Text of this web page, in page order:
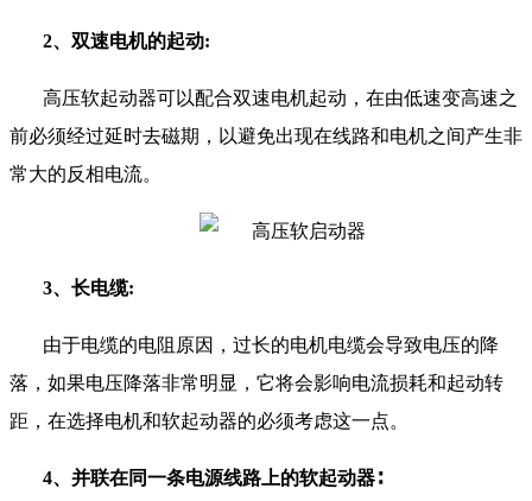
2、双速电机的起动:
高压软起动器可以配合双速电机起动，在由低速变高速之
前必须经过延时去磁期，以避免出现在线路和电机之间产生非
常大的反相电流。
3、长电缆:
由于电缆的电阻原因，过长的电机电缆会导致电压的降
落，如果电压降落非常明显，它将会影响电流损耗和起动转
距，在选择电机和软起动器的必须考虑这一点。
4、并联在同一条电源线路上的软起动器∶